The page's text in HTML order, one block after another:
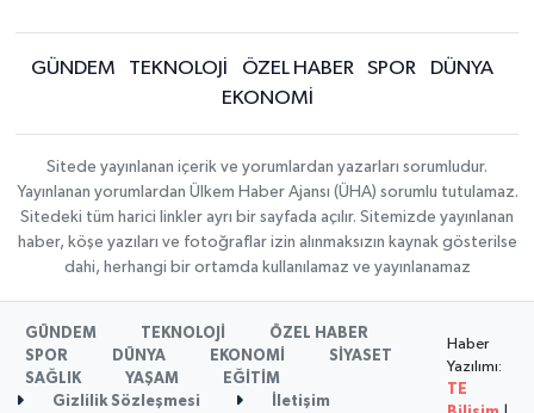
GÜNDEM TEKNOLOJİ ÖZEL HABER SPOR
DÜNYA
EKONOMİ
Sitede yayınlanan içerik ve yorumlardan yazarları sorumludur.
Yayınlanan yorumlardan Ülkem Haber Ajansı (ÜHA) sorumlu tutulamaz.
Sitedeki tüm harici linkler ayrı bir sayfada açılır. Sitemizde yayınlanan
haber, köşe yazıları ve fotoğraflar izin alınmaksızın kaynak gösterilse
dahi, herhangi bir ortamda kullanılamaz ve yayınlanamaz
GÜNDEM TEKNOLOJİ
ÖZEL HABER
SPOR
DÜNYA EKONOMİ
SİYASET
SAĞLIK
YAŞAM
EĞİTİM
Gizlilik Sözleşmesi
İletişim
Haber
Yazılımı:
TE